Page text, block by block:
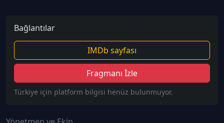
Bağlantılar
IMDb sayfası
Fragmanı İzle
Türkiye için platform bilgisi henüz bulunmuyor.